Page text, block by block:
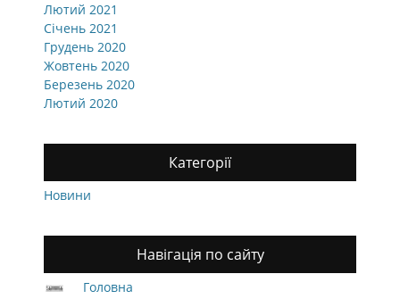
Лютий 2021
Січень 2021
Грудень 2020
Жовтень 2020
Березень 2020
Лютий 2020
Категорії
Новини
Навігація по сайту
Головна